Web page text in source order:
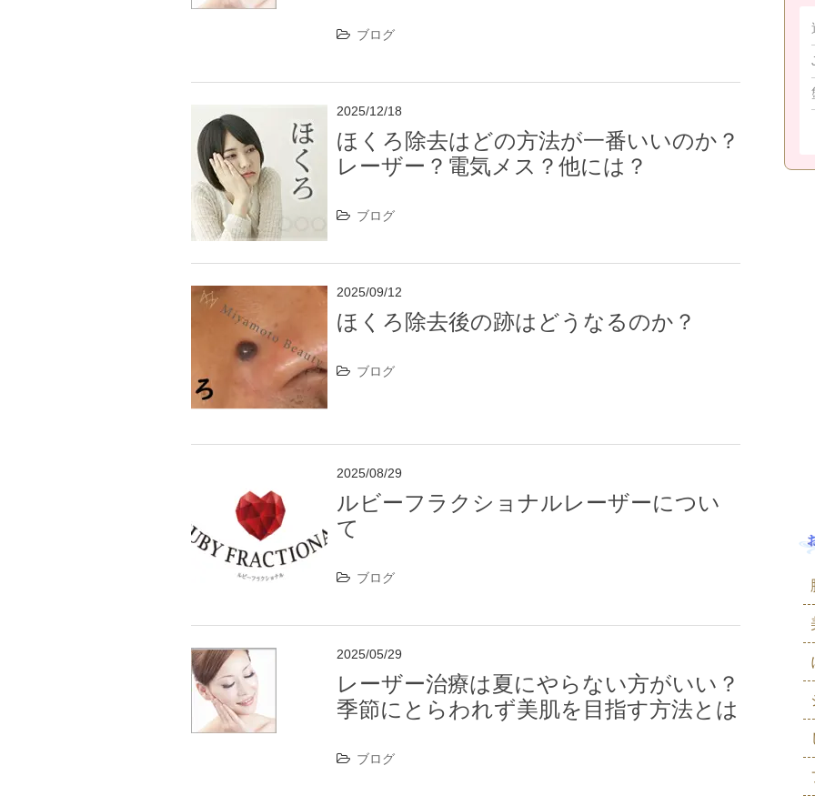
ブログ
2025/12/18
ほくろ除去はどの方法が一番いいのか？
レーザー？電気メス？他には？
ブログ
2025/09/12
ほくろ除去後の跡はどうなるのか？
ブログ
2025/08/29
ルビーフラクショナルレーザーについ
て
ブログ
2025/05/29
レーザー治療は夏にやらない方がいい？
季節にとらわれず美肌を目指す方法とは
ブログ